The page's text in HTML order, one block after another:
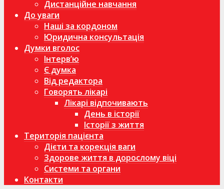
Дистанційне навчання
До уваги
Наші за кордоном
Юридична консультація
Думки вголос
Інтерв’ю
Є думка
Від редактора
Говорять лікарі
Лікарі відпочивають
День в історії
Історії з життя
Територія пацієнта
Дієти та корекція ваги
Здорове життя в дорослому віці
Системи та органи
Контакти